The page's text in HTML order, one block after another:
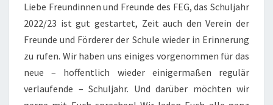
Liebe Freundinnen und Freunde des FEG, das Schuljahr
2022/23 ist gut gestartet, Zeit auch den Verein der
Freunde und Förderer der Schule wieder in Erinnerung
zu rufen. Wir haben uns einiges vorgenommen für das
neue – hoffentlich wieder einigermaßen regulär
verlaufende – Schuljahr. Und darüber möchten wir